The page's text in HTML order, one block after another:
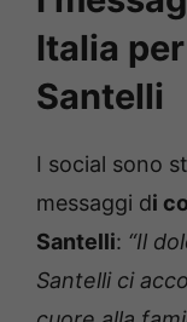
Italia
Santelli
I social sono
messaggi di
Santelli: “Il
Santelli ci